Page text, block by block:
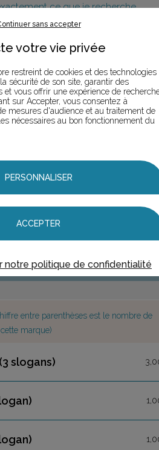
ce que je recherche
la
recherche approfondie
recherche personnalisée
QUESTION ?
ÉCHANGEONS
s
AU PANIER
entre parenthèses est le nombre de
marque)
(3 slogans)
sans accepter
votre vie privée
restreint de cookies et des technologies
sécurité de son site, garantir des
et vous offrir une expérience de
sur Accepter, vous consentez à
mesures d'audience et au traitement de
nécessaires au bon fonctionnement du
PERSONNALISER
ACCEPTER
notre politique de confidentialité